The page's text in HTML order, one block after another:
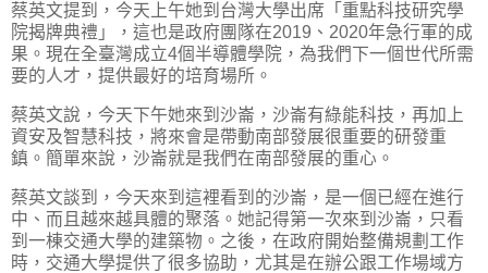
蔡英文提到，今天上午她到台灣大學出席「重點科技研究學
院揭牌典禮」，這也是政府團隊在2019、2020年急行軍的成
果。現在全臺灣成立4個半導體學院，為我們下一個世代所需
要的人才，提供最好的培育場所。
蔡英文說，今天下午她來到沙崙，沙崙有綠能科技，再加上
資安及智慧科技，將來會是帶動南部發展很重要的研發重
鎮。簡單來說，沙崙就是我們在南部發展的重心。
蔡英文談到，今天來到這裡看到的沙崙，是一個已經在進行
中、而且越來越具體的聚落。她記得第一次來到沙崙，只看
到一棟交通大學的建築物。之後，在政府開始整備規劃工作
時，交通大學提供了很多協助，尤其是在辦公跟工作場域方